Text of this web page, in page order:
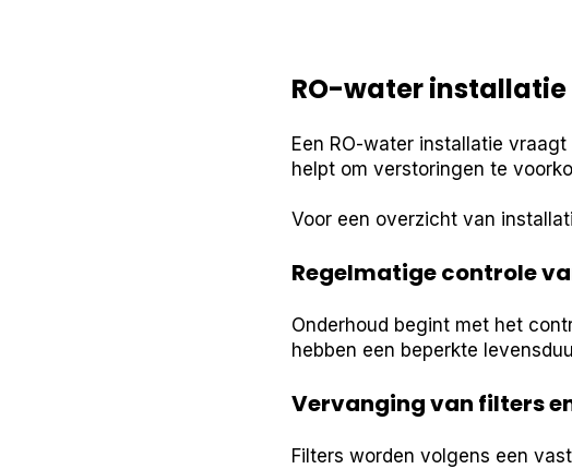
RO-water
Een RO-water installatie
helpt om verstoringen te
Voor een overzicht van
Regelmatige controle
Onderhoud begint met het
hebben een beperkte
Vervanging van filters
Filters worden volgens een